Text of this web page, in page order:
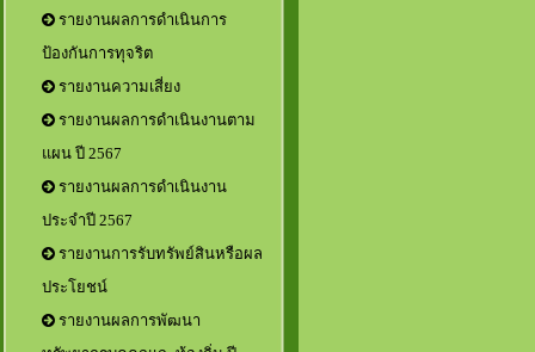
รายงานผลการดำเนินการ
ป้องกันการทุจริต
รายงานความเสี่ยง
รายงานผลการดำเนินงานตาม
แผน ปี 2567
รายงานผลการดำเนินงาน
ประจำปี 2567
รายงานการรับทรัพย์สินหรือผล
ประโยชน์
รายงานผลการพัฒนา